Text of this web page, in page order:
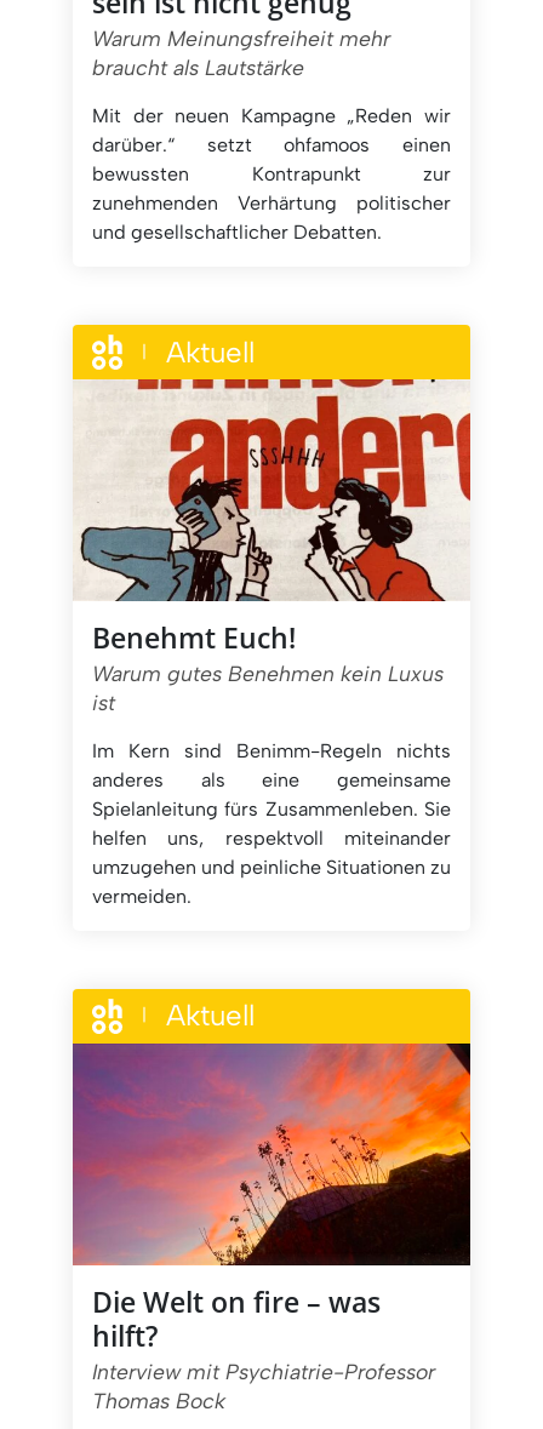
Warum Meinungsfreiheit mehr
braucht als Lautstärke
Mit der neuen Kampagne „Reden wir
darüber.“ setzt ohfamoos einen
bewussten Kontrapunkt zur
zunehmenden Verhärtung politischer
und gesellschaftlicher Debatten.
Aktuell
Benehmt Euch!
Warum gutes Benehmen kein Luxus
ist
Im Kern sind Benimm-Regeln nichts
anderes als eine gemeinsame
Spielanleitung fürs Zusammenleben. Sie
helfen uns, respektvoll miteinander
umzugehen und peinliche Situationen zu
vermeiden.
Aktuell
Die Welt on fire – was
hilft?
Interview mit Psychiatrie-Professor
Thomas Bock